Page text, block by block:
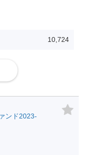
10,724
ンド2023-